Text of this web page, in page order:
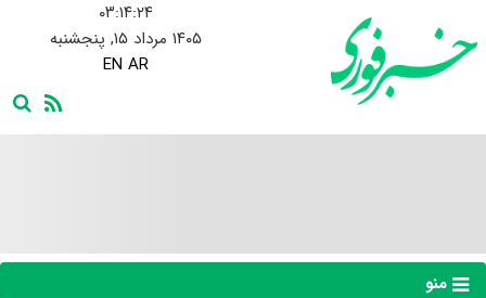
۰۳:۱۴:۲۵
۱۴۰۵ مرداد ۱۵, پنجشنبه
EN AR
منو